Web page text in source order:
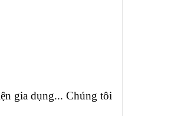
gia dụng... Chúng tôi